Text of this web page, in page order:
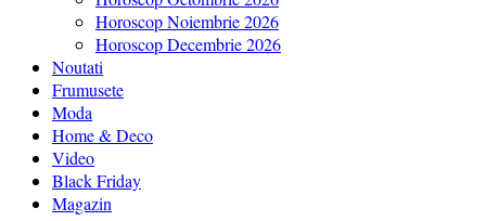
Horoscop Noiembrie 2026
Horoscop Decembrie 2026
Noutati
Frumusete
Moda
Home & Deco
Video
Black Friday
Magazin